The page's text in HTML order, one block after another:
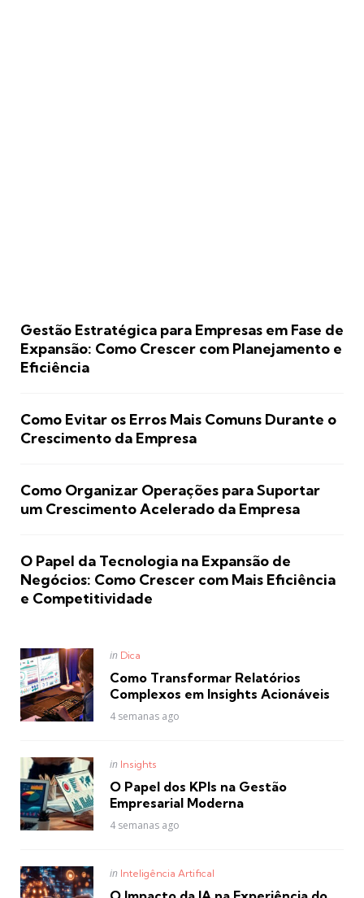
Gestão Estratégica para Empresas em Fase de
Expansão: Como Crescer com Planejamento e
Eficiência
Como Evitar os Erros Mais Comuns Durante o
Crescimento da Empresa
Como Organizar Operações para Suportar
um Crescimento Acelerado da Empresa
O Papel da Tecnologia na Expansão de
Negócios: Como Crescer com Mais Eficiência
e Competitividade
Posted
in
in Dica
Como Transformar Relatórios
Complexos em Insights Acionáveis
4 semanas ago
Posted
in
in Insights
O Papel dos KPIs na Gestão
Empresarial Moderna
4 semanas ago
Posted
in
in Inteligência Artifical